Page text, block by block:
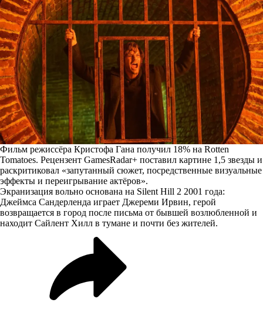
Фильм режиссёра Кристофа Гана получил 18% на Rotten
Tomatoes. Рецензент GamesRadar+ поставил картине 1,5 звезды и
раскритиковал «запутанный сюжет, посредственные визуальные
эффекты и переигрывание актёров».
Экранизация вольно основана на Silent Hill 2 2001 года:
Джеймса Сандерленда играет Джереми Ирвин, герой
возвращается в город после письма от бывшей возлюбленной и
находит Сайлент Хилл в тумане и почти без жителей.